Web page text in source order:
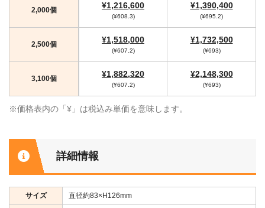
2,000個 ¥1,216,600
(¥608.3)
¥1,390,400
(¥695.2)
2,500個 ¥1,518,000
(¥607.2)
¥1,732,500
(¥693)
3,100個 ¥1,882,320
(¥607.2)
¥2,148,300
(¥693)
※価格表内の「¥」は税込み単価を意味します。
詳細情報
サイズ 直径約83×H126mm